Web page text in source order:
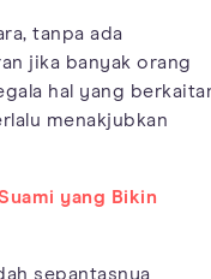
tanpa ada
jika banyak orang
hal yang
menakjubkan
yang Bikin
sepantasnya